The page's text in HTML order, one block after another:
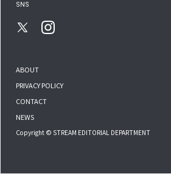
SNS
ABOUT
PRIVACY POLICY
CONTACT
NEWS
Copyright © STREAM EDITORIAL DEPARTMENT